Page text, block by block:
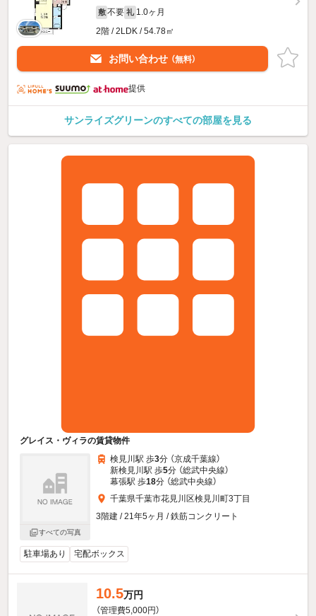
敷 不要 礼 1.0ヶ月
2階 / 2LDK / 54.78㎡
お問い合わせ （無料）
提供
サンライズグリーンのすべての部屋を見る
グレイス・ヴィラの賃貸物件
すべての写真
検見川駅 歩3分 （京成千葉線）
新検見川駅 歩5分 （総武中央線）
幕張駅 歩18分 （総武中央線）
千葉県千葉市花見川区検見川町3丁目
3階建 / 21年5ヶ月 / 鉄筋コンクリート
駐車場あり 宅配ボックス
10.5万円
（管理費5,000円）